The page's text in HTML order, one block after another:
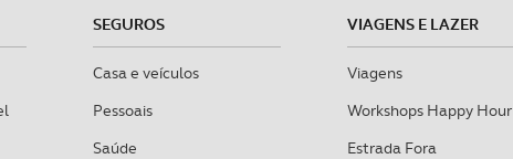
SEGUROS
Casa e veículos
Pessoais
Saúde
VIAGENS E LAZER
Viagens
Workshops Happy Hour
Estrada Fora